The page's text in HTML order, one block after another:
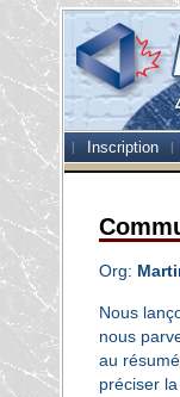
Inscription
Org:
Nous
nous
au
préciser